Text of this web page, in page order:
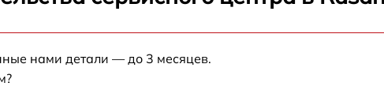
от 60 мин
нами детали — до 3 месяцев.